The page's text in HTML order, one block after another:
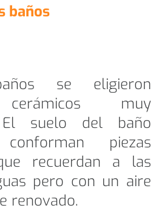
baños
se eligieron
cerámicos muy
El suelo del baño
piezas
recuerdan a las
pero con un aire
renovado.